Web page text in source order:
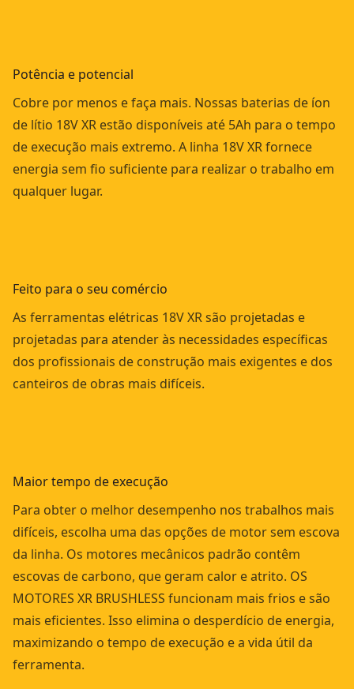
Potência e potencial
Cobre por menos e faça mais. Nossas baterias de íon
de lítio 18V XR estão disponíveis até 5Ah para o tempo
de execução mais extremo. A linha 18V XR fornece
energia sem fio suficiente para realizar o trabalho em
qualquer lugar.
Feito para o seu comércio
As ferramentas elétricas 18V XR são projetadas e
projetadas para atender às necessidades específicas
dos profissionais de construção mais exigentes e dos
canteiros de obras mais difíceis.
Maior tempo de execução
Para obter o melhor desempenho nos trabalhos mais
difíceis, escolha uma das opções de motor sem escova
da linha. Os motores mecânicos padrão contêm
escovas de carbono, que geram calor e atrito. OS
MOTORES XR BRUSHLESS funcionam mais frios e são
mais eficientes. Isso elimina o desperdício de energia,
maximizando o tempo de execução e a vida útil da
ferramenta.